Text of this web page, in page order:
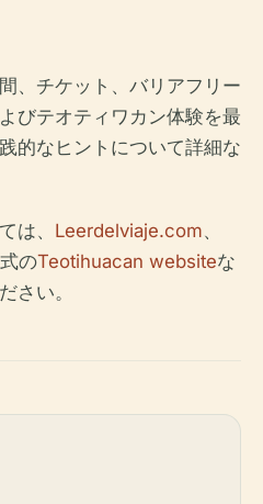
、チケット、バリアフリー
びテオティワカン体験を最
的なヒントについて詳細な
は、 Leerdelviaje.com、
のTeotihuacan websiteな
さい。